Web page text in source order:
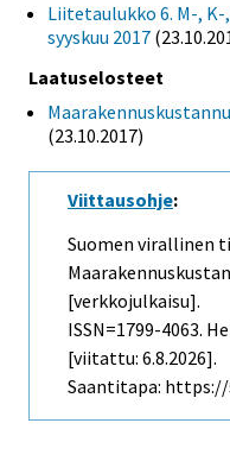
Liitetaulukko 6. M-, K-
syyskuu 2017
Laatuselosteet
(23.10.2017)
Viittausohje:
Suomen virallinen
[verkkojulkaisu].
ISSN=1799-4063.
[viitattu: 6.8.2026].
Saantitapa: